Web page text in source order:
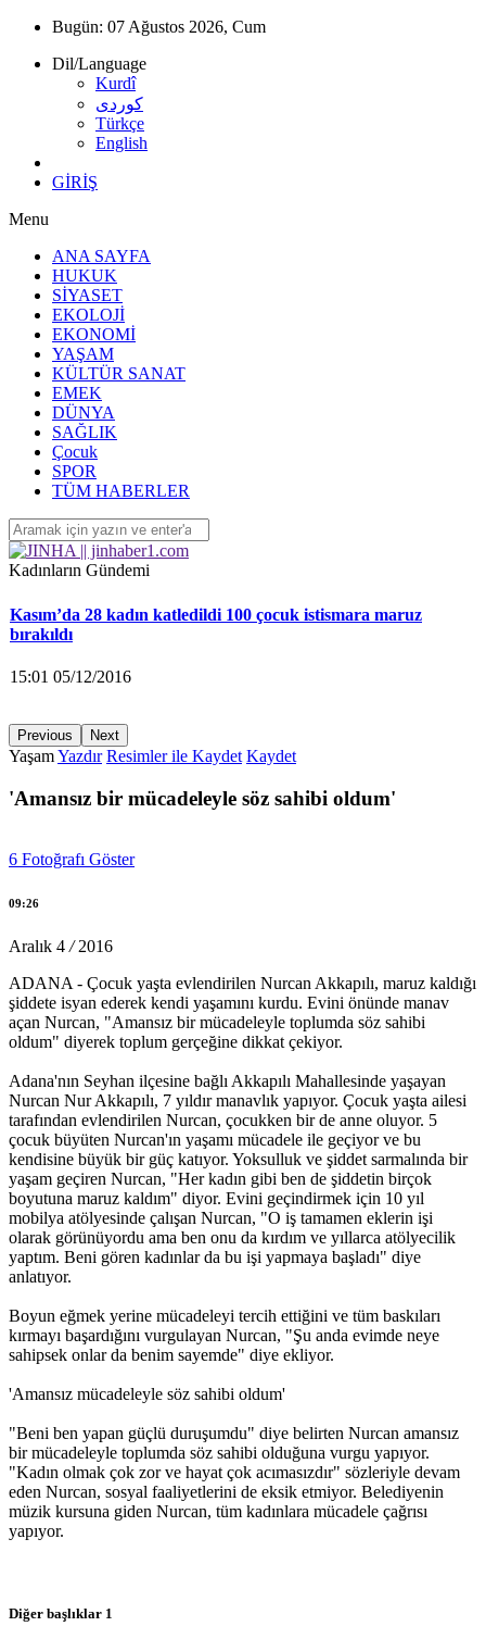
Bugün: 07 Ağustos 2026, Cum
Dil/Language
Kurdî
كوردى
Türkçe
English
GİRİŞ
Menu
ANA SAYFA
HUKUK
SİYASET
EKOLOJİ
EKONOMİ
YAŞAM
KÜLTÜR SANAT
EMEK
DÜNYA
SAĞLIK
Çocuk
SPOR
TÜM HABERLER
Kadınların Gündemi
‘Yüzlerce çocuk devletin ihmalleri sonucu yaşamını yitirdi’
16:26 04/12/2016
Kasım’da 28 kadın katledildi 100 çocuk istismara maruz
bırakıldı
15:01 05/12/2016
KA.DER: Gasp edilen 194 koltuğu istiyoruz!
15:00 05/12/2016
Müjgan Ekin’in ailesi İHD’ye başvurdu
14:57 05/12/2016
Mor Dayanışma’dan ‘İhtiyaç sahiplerine ulaşıyoruz’
kampanyası
11:32 05/12/2016
Basına yönelik baskılara karşı ‘Eleştirel Medya Topluluğu’
11:31 05/12/2016
‘Kadınların ilk başvurabilecekleri nokta olmak istiyoruz’
11:28 05/12/2016
22 kadın eşbaşkan tutuklu, 35 belediyeye kayyım
Previous Next
YaşamYazdır Resimler ile Kaydet Kaydet
'Amansız bir mücadeleyle söz sahibi oldum'
6 Fotoğrafı Göster
09:26
Aralık 4 /2016
ADANA - Çocuk yaşta evlendirilen Nurcan Akkapılı, maruz kaldığı
şiddete isyan ederek kendi yaşamını kurdu. Evini önünde manav
açan Nurcan, "Amansız bir mücadeleyle toplumda söz sahibi
oldum" diyerek toplum gerçeğine dikkat çekiyor.
Adana'nın Seyhan ilçesine bağlı Akkapılı Mahallesinde yaşayan
Nurcan Nur Akkapılı, 7 yıldır manavlık yapıyor. Çocuk yaşta ailesi
tarafından evlendirilen Nurcan, çocukken bir de anne oluyor. 5
çocuk büyüten Nurcan'ın yaşamı mücadele ile geçiyor ve bu
kendisine büyük bir güç katıyor. Yoksulluk ve şiddet sarmalında bir
yaşam geçiren Nurcan, "Her kadın gibi ben de şiddetin birçok
boyutuna maruz kaldım" diyor. Evini geçindirmek için 10 yıl
mobilya atölyesinde çalışan Nurcan, "O iş tamamen eklerin işi
olarak görünüyordu ama ben onu da kırdım ve yıllarca atölyecilik
yaptım. Beni gören kadınlar da bu işi yapmaya başladı" diye
anlatıyor.
Boyun eğmek yerine mücadeleyi tercih ettiğini ve tüm baskıları
kırmayı başardığını vurgulayan Nurcan, "Şu anda evimde neye
sahipsek onlar da benim sayemde" diye ekliyor.
'Amansız mücadeleyle söz sahibi oldum'
"Beni ben yapan güçlü duruşumdu" diye belirten Nurcan amansız
bir mücadeleyle toplumda söz sahibi olduğuna vurgu yapıyor.
"Kadın olmak çok zor ve hayat çok acımasızdır" sözleriyle devam
eden Nurcan, sosyal faaliyetlerini de eksik etmiyor. Belediyenin
müzik kursuna giden Nurcan, tüm kadınlara mücadele çağrısı
yapıyor.
Diğer başlıklar 1